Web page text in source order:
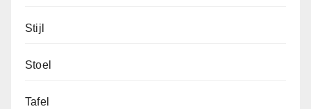
Stijl
Stoel
Tafel